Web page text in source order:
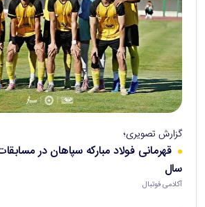
گزارش تصویری؛
سال
آکادمی فوتبال